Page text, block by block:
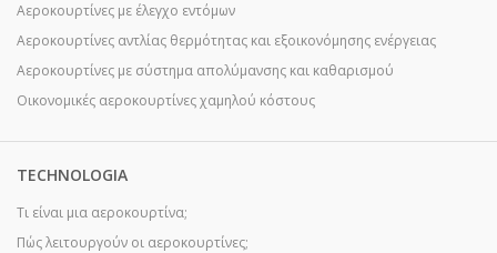
Αεροκουρτίνες με έλεγχο εντόμων
Αεροκουρτίνες αντλίας θερμότητας και εξοικονόμησης ενέργειας
Αεροκουρτίνες με σύστημα απολύμανσης και καθαρισμού
Οικονομικές αεροκουρτίνες χαμηλού κόστους
TECHNOLOGIA
Τι είναι μια αεροκουρτίνα;
Πώς λειτουργούν οι αεροκουρτίνες;